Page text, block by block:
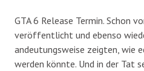
GTA 6 Release Termin. Schon
veröffentlicht und ebenso
andeutungsweise zeigten, wie
werden könnte. Und in der Tat